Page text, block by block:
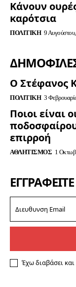
Κάνουν
καρότσια
ΠΟΛΙΤΙΚΉ 9
Ο Στέφανος
ΠΟΛΙΤΙΚΉ 3
Ποιοι είναι
επιρροή
ΑΘΛΗΤΙΣΜΌΣ 1
ΕΓΓΡΑΦΕΊΤΕ
Έχω διαβάσει